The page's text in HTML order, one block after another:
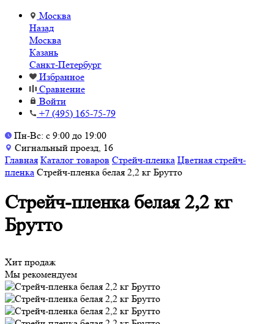
Москва
Назад
Москва
Казань
Санкт-Петербург
Избранное
Сравнение
Войти
+7 (495) 165-75-79
Пн-Вс: с 9:00 до 19:00
Сигнальный проезд, 16
Главная Каталог товаров Стрейч-пленка Цветная стрейч-
пленка Стрейч-пленка белая 2,2 кг Брутто
Стрейч-пленка белая 2,2 кг
Брутто
Хит продаж
Мы рекомендуем